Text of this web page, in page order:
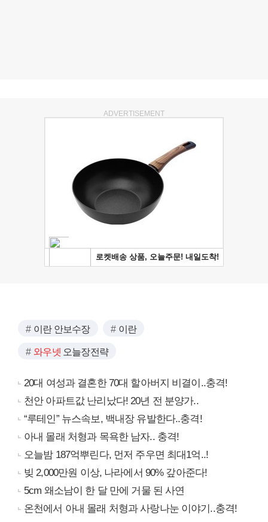
ADVERTISEMENT
이란 안보수장 이란
와우넷 오늘장전략
20대 여성과 결혼한 70대 할아버지 비결이..충격!
천안 아파트값 난리났다! 20년 전 분양가..
“루테인” 뉴스속보, 백내장 유발한다..충격!
아내 몰래 처형과 목욕한 남자.. 충격!
오늘밤 187억뿌린다, 먼저 주우면 최대1억..!
빚 2,000만원 이상, 나라에서 90% 갚아준다!
5cm 왜소남이 한 달 만에 거물 된 사연
온천에서 아내 몰래 처형과 사랑나눈 이야기..충격!